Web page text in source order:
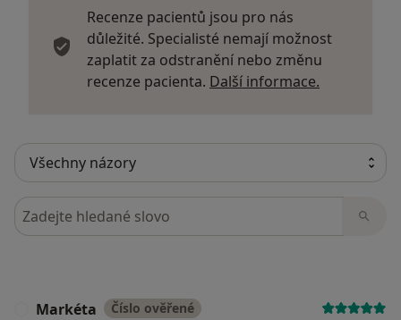
Recenze pacientů jsou pro nás
důležité. Specialisté nemají možnost
zaplatit za odstranění nebo změnu
recenze pacienta. Další informace.
Hledejte v názorech
Markéta Číslo ověřené